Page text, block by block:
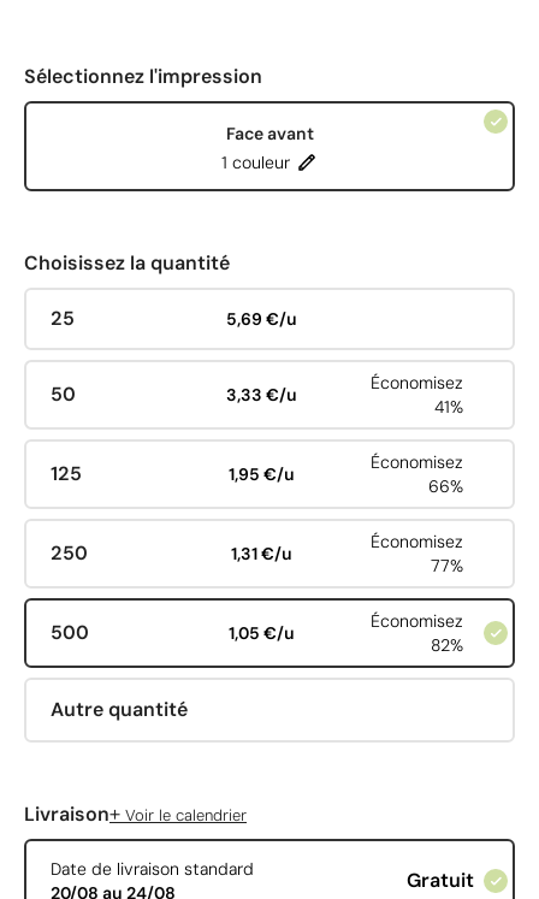
Sélectionnez l'impression
Face avant
1 couleur
Choisissez la quantité
25 5,69 €/u
50 3,33 €/u
Économisez
41%
125 1,95 €/u
Économisez
66%
250 1,31 €/u
Économisez
77%
500 1,05 €/u
Économisez
82%
Autre quantité
Livraison+ Voir le calendrier
Date de livraison standard
20/08 au 24/08
Gratuit